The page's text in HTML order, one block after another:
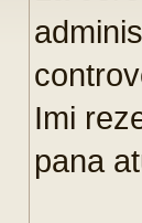
Imi
pana